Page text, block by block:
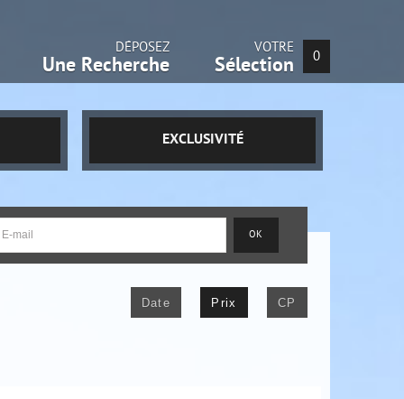
DÉPOSEZ
Une Recherche
VOTRE
Sélection 0
EXCLUSIVITÉ
Date Prix CP